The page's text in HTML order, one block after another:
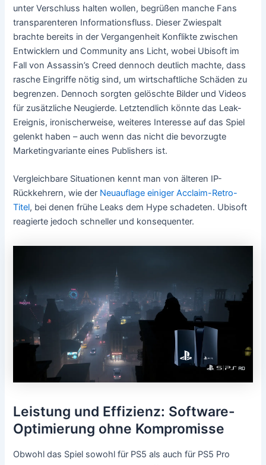
unter Verschluss halten wollen, begrüßen manche Fans
transparenteren Informationsfluss. Dieser Zwiespalt
brachte bereits in der Vergangenheit Konflikte zwischen
Entwicklern und Community ans Licht, wobei Ubisoft im
Fall von Assassin’s Creed dennoch deutlich machte, dass
rasche Eingriffe nötig sind, um wirtschaftliche Schäden zu
begrenzen. Dennoch sorgten gelöschte Bilder und Videos
für zusätzliche Neugierde. Letztendlich könnte das Leak-
Ereignis, ironischerweise, weiteres Interesse auf das Spiel
gelenkt haben – auch wenn das nicht die bevorzugte
Marketingvariante eines Publishers ist.
Vergleichbare Situationen kennt man von älteren IP-
Rückkehrern, wie der Neuauflage einiger Acclaim-Retro-
Titel, bei denen frühe Leaks dem Hype schadeten. Ubisoft
reagierte jedoch schneller und konsequenter.
Leistung und Effizienz: Software-
Optimierung ohne Kompromisse
Obwohl das Spiel sowohl für PS5 als auch für PS5 Pro